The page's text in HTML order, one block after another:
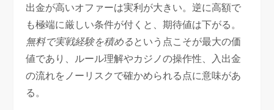
出金が高いオファーは実利が大きい。逆に高額で
も極端に厳しい条件が付くと、期待値は下がる。
無料で実戦経験を積めるという点こそが最大の価
値であり、ルール理解やカジノの操作性、入出金
の流れをノーリスクで確かめられる点に意味があ
る。